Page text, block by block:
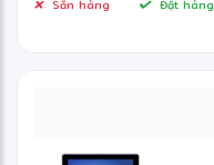
Sẵn hàng Đặt hàng